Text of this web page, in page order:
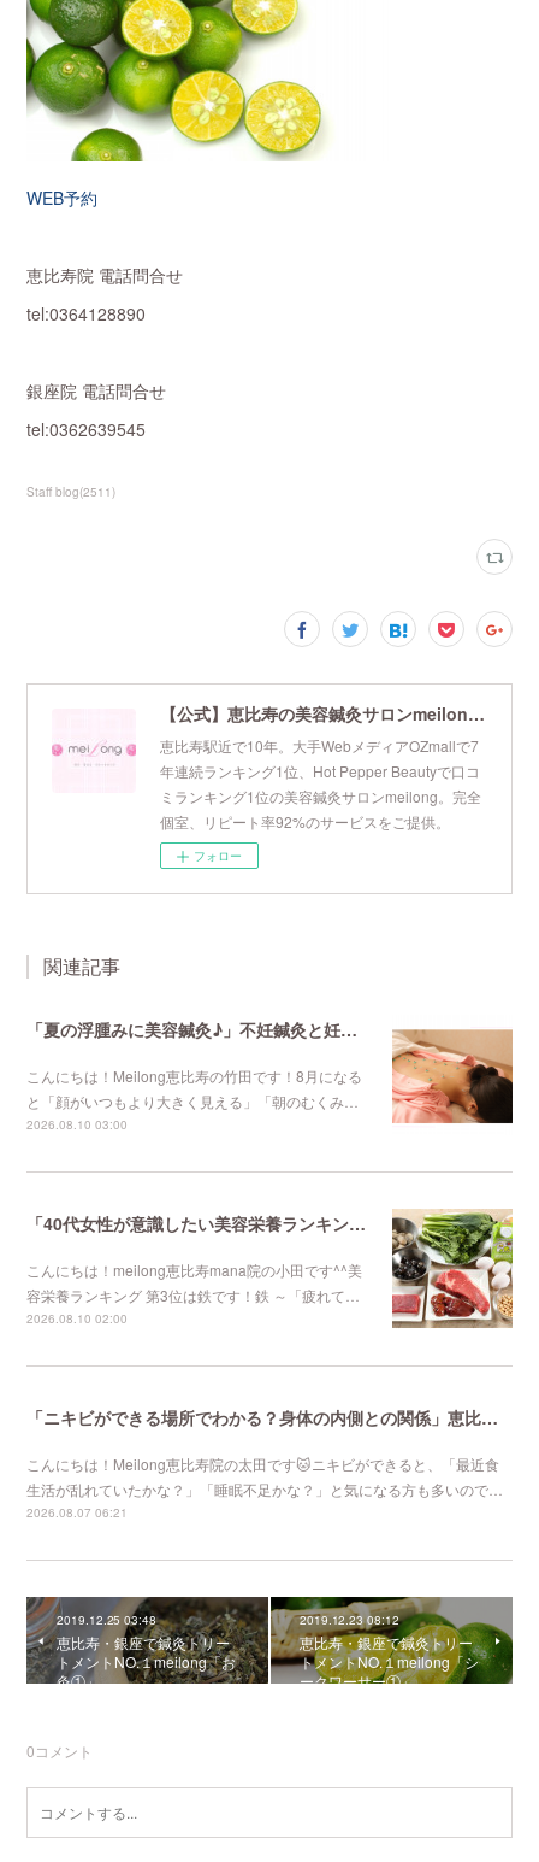
WEB予約
恵比寿院 電話問合せ
tel:0364128890
銀座院 電話問合せ
tel:0362639545
Staff blog(2511)
【公式】恵比寿の美容鍼灸サロンmeilong｜ツボを押さえた針・お灸の治療で美容と健康を叶えます
恵比寿駅近で10年。大手WebメディアOZmallで7
年連続ランキング1位、Hot Pepper Beautyで口コ
ミランキング1位の美容鍼灸サロンmeilong。完全
個室、リピート率92%のサービスをご提供。
フォロー
関連記事
「夏の浮腫みに美容鍼灸♪」不妊鍼灸と妊活鍼灸が得意のmeilong
こんにちは！Meilong恵比寿の竹田です！8月になる
と「顔がいつもより大きく見える」「朝のむくみ…
2026.08.10 03:00
「40代女性が意識したい美容栄養ランキング 第3位」不妊鍼灸と妊活鍼灸が得意のmeilong
こんにちは！meilong恵比寿mana院の小田です^^美
容栄養ランキング 第3位は鉄です！鉄 ～「疲れて…
2026.08.10 02:00
「ニキビができる場所でわかる？身体の内側との関係」恵比寿で口コミNo 1美容鍼灸ならmeilong
こんにちは！Meilong恵比寿院の太田です🐱ニキビができると、「最近食
生活が乱れていたかな？」「睡眠不足かな？」と気になる方も多いので…
2026.08.07 06:21
2019.12.25 03:48
恵比寿・銀座で鍼灸トリー
トメントNO.１meilong「お
灸①」
2019.12.23 08:12
恵比寿・銀座で鍼灸トリー
トメントNO.１meilong「シ
ークワーサー①」
0コメント